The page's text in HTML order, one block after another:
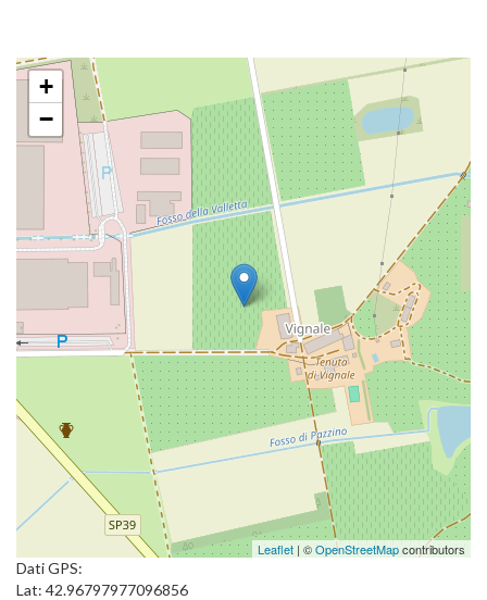
+
−
Leaflet | ©OpenStreetMapcontributors
Dati GPS:
Lat: 42.96797977096856